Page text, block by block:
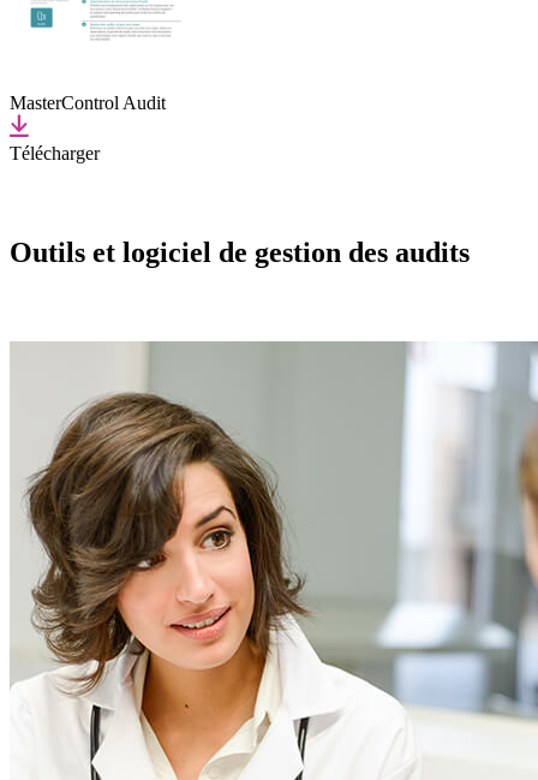
MasterControl Audit
Télécharger
Outils et logiciel de gestion des audits